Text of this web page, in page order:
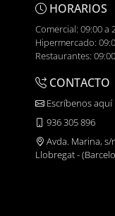
HORARIOS
Comercial: 09:00 a
Hipermercado:
Restaurantes:
CONTACTO
Escríbenos aquí
936 305 896
Avda. Marina, s/
Llobregat -